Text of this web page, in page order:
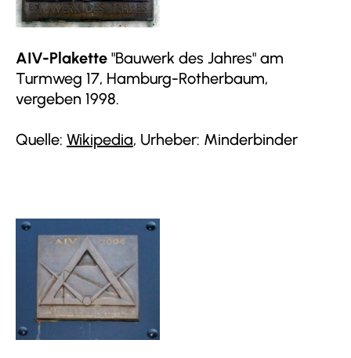
AIV-Plakette "Bauwerk des Jahres" am
Turmweg 17, Hamburg-Rotherbaum,
vergeben 1998.
Quelle: Wikipedia, Urheber: Minderbinder